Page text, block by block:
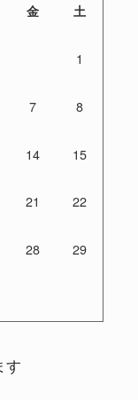
金 土
1
7 8
14 15
21 22
28 29
す